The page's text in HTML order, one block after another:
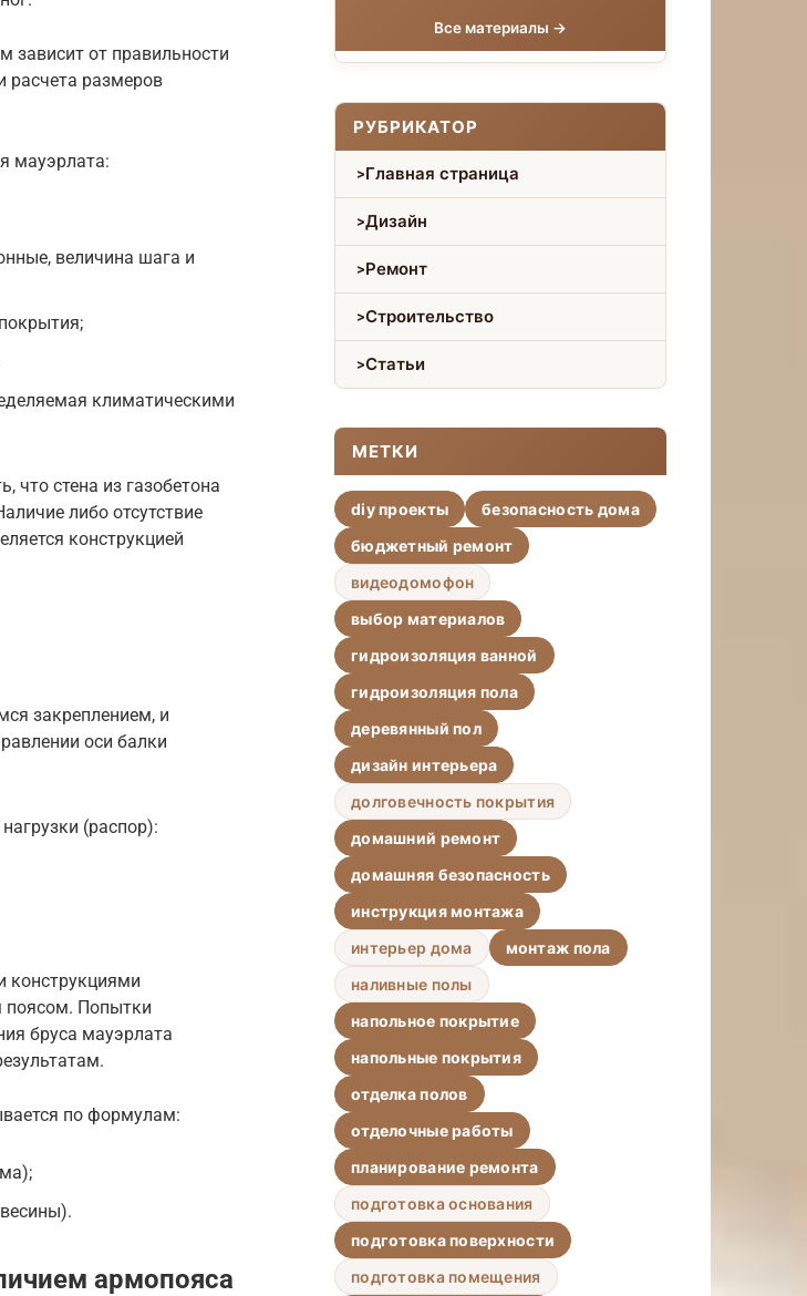
зависит от правильности
расчета размеров
мауэрлата:
величина шага и
климатическими
что стена из газобетона
либо отсутствие
конструкцией
закреплением, и
оси балки
(распор):
конструкциями
поясом. Попытки
бруса мауэрлата
по формулам:
армопояса
Все материалы →
РУБРИКАТОР
Главная страница
Дизайн
Ремонт
Строительство
Статьи
МЕТКИ
diy проекты
безопасность дома
бюджетный ремонт
видеодомофон
выбор материалов
гидроизоляция ванной
гидроизоляция пола
деревянный пол
дизайн интерьера
долговечность покрытия
домашний ремонт
домашняя безопасность
инструкция монтажа
интерьер дома
монтаж пола
наливные полы
напольное покрытие
напольные покрытия
отделка полов
отделочные работы
планирование ремонта
подготовка основания
подготовка поверхности
подготовка помещения